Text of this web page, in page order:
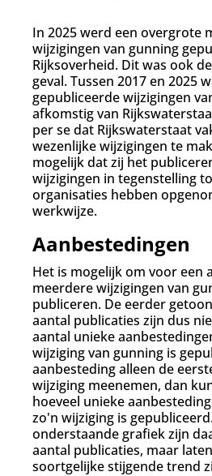
In 2025 werd een overgrote
wijzigingen van gunning
Rijksoverheid. Dit was ook
geval. Tussen 2017 en 2025
gepubliceerde wijzigingen
afkomstig van
per se dat Rijkswaterstaat
wezenlijke wijzigingen te
mogelijk dat zij het
wijzigingen in tegenstelling
organisaties hebben
werkwijze.
Aanbestedingen
Het is mogelijk om voor een
meerdere wijzigingen van
publiceren. De eerder
aantal publicaties zijn dus
aantal unieke
wijziging van gunning is
aanbesteding alleen de
wijziging meenemen, dan
hoeveel unieke
zo'n wijziging is
onderstaande grafiek zijn
aantal publicaties, maar
soortgelijke stijgende trend